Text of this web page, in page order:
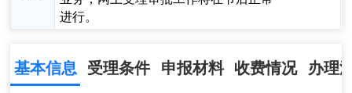
进行。
基本信息 受理条件 申报材料 收费情况 办理